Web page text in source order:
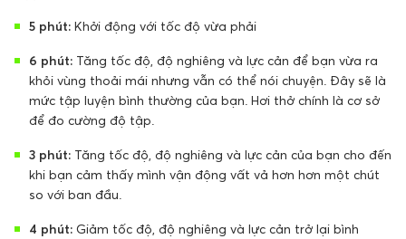
5 phút: Khởi động với tốc độ vừa phải
6 phút: Tăng tốc độ, độ nghiêng và lực cản để bạn vừa ra
khỏi vùng thoải mái nhưng vẫn có thể nói chuyện. Đây sẽ là
mức tập luyện bình thường của bạn. Hơi thở chính là cơ sở
để đo cường độ tập.
3 phút: Tăng tốc độ, độ nghiêng và lực cản của bạn cho đến
khi bạn cảm thấy mình vận động vất vả hơn hơn một chút
so với ban đầu.
4 phút: Giảm tốc độ, độ nghiêng và lực cản trở lại bình